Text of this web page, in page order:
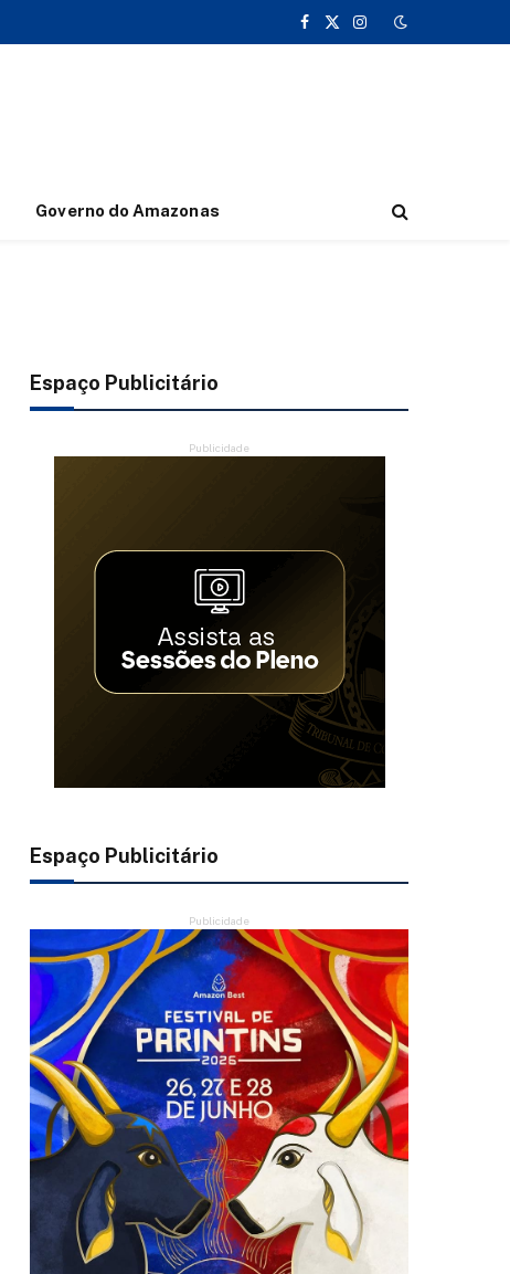
Facebook
X
Instagram
Governo do Amazonas
Espaço Publicitário
Publicidade
Espaço Publicitário
Publicidade